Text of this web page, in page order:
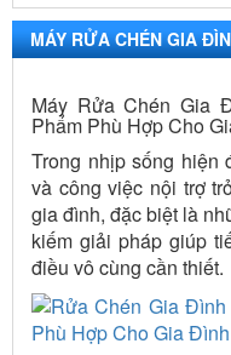
MÁY RỬA CHÉN GIA
Máy Rửa Chén Gia
Phẩm Phù Hợp Cho
Trong nhịp sống hiện
và công việc nội trợ
gia đình, đặc biệt là
kiếm giải pháp giúp
điều vô cùng cần thiết.